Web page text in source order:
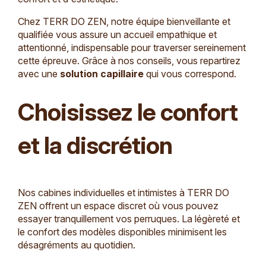
Chez TERR DO ZEN, notre équipe bienveillante et
qualifiée vous assure un accueil empathique et
attentionné, indispensable pour traverser sereinement
cette épreuve. Grâce à nos conseils, vous repartirez
avec une solution capillairequi vous correspond.
Choisissez le confort
et la discrétion
Nos cabines individuelles et intimistes à TERR DO
ZEN offrent un espace discret où vous pouvez
essayer tranquillement vos perruques. La légèreté et
le confort des modèles disponibles minimisent les
désagréments au quotidien.